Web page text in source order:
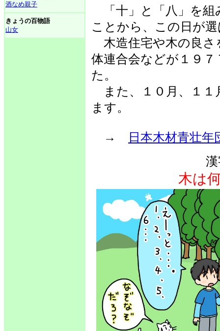
酒なめ親子
きょうの百物語
山女
「十」と「八」を組
ことから、この日が
木造住宅や木の良さ
体連合会などが１９
た。
また、１０月、１１
ます。
→
日本木材青壮年
木は